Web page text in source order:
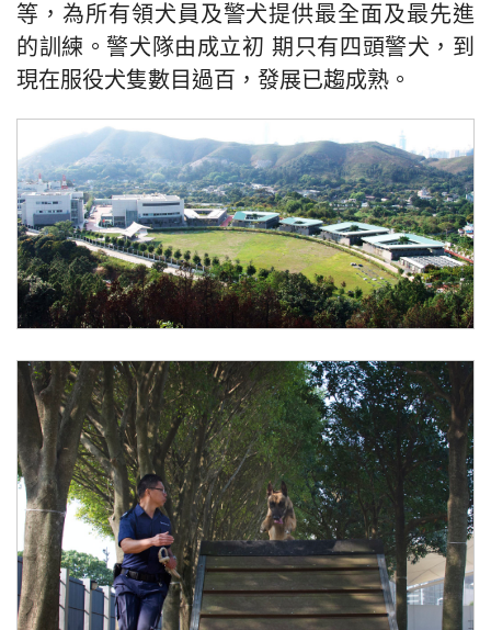
等，為所有領犬員及警犬提供最全面及最先進
的訓練。警犬隊由成立初 期只有四頭警犬，到
現在服役犬隻數目過百，發展已趨成熟。